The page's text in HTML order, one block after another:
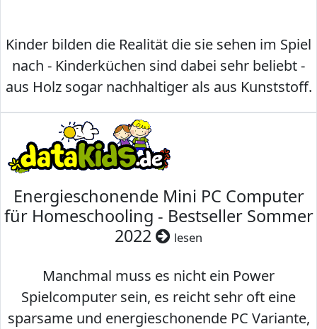
Kinder bilden die Realität die sie sehen im Spiel
nach - Kinderküchen sind dabei sehr beliebt -
aus Holz sogar nachhaltiger als aus Kunststoff.
Energieschonende Mini PC Computer
für Homeschooling - Bestseller Sommer
2022
lesen
Manchmal muss es nicht ein Power
Spielcomputer sein, es reicht sehr oft eine
sparsame und energieschonende PC Variante,